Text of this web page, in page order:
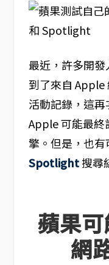
最近，許多開
到了來自
活動記錄，這再
Apple 可能最終
擎。但是，也
Spotlight搜尋
蘋果
網